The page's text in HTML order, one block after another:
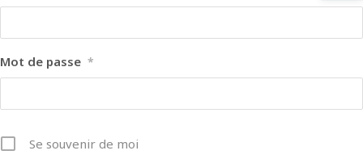
Mot de passe *
Se souvenir de moi